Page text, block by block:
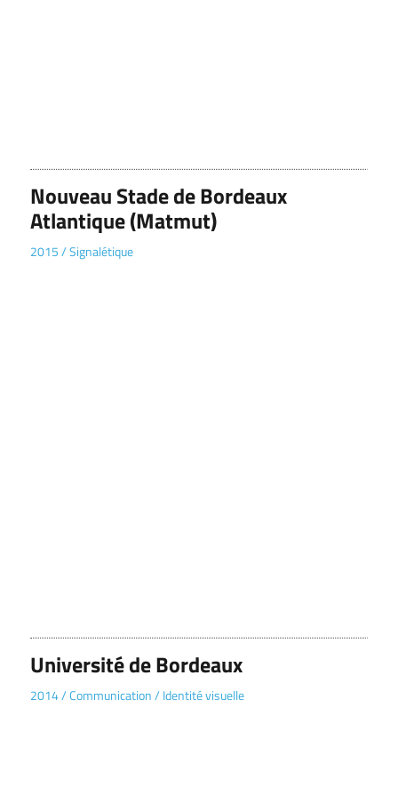
Nouveau Stade de Bordeaux
Atlantique (Matmut)
2015/Signalétique
Université de Bordeaux
2014/Communication/Identité visuelle